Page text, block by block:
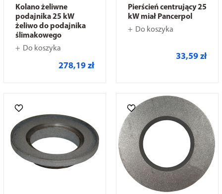
Kolano żeliwne
podajnika 25 kW
żeliwo do podajnika
ślimakowego
Do koszyka
278,19 zł
Pierścień centrujący 25
kW miał Pancerpol
Do koszyka
33,59 zł